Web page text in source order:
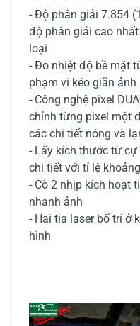
- Độ phân giải 7.854
độ phân giải cao
loại
- Đo nhiệt độ bề mặt
phạm vi kéo giãn ảnh
- Công nghệ pixel
chỉnh từng pixel một
các chi tiết nóng và
- Lấy kích thước từ
chi tiết với tỉ lệ
- Cò 2 nhịp kích hoạt
nhanh ảnh
- Hai tia laser bố trí ở
hình